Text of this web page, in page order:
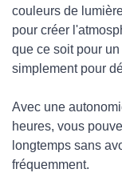
couleurs de
pour créer
que ce soit pour
simplement pour
Avec une
heures, vous
longtemps sans
fréquemment.